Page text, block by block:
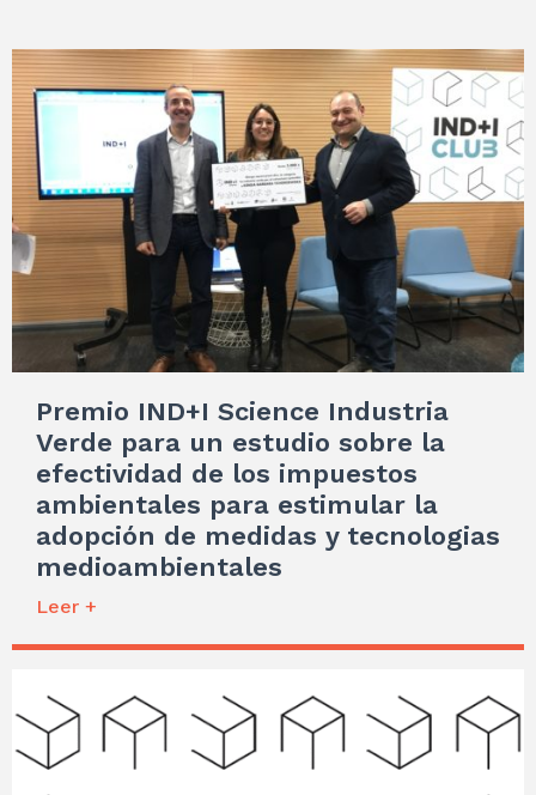
Premio IND+I Science Industria
Verde para un estudio sobre la
efectividad de los impuestos
ambientales para estimular la
adopción de medidas y tecnologias
medioambientales
Leer +